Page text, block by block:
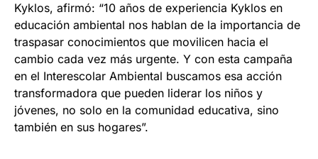
Kyklos, afirmó: “10 años de experiencia Kyklos en
educación ambiental nos hablan de la importancia de
traspasar conocimientos que movilicen hacia el
cambio cada vez más urgente. Y con esta campaña
en el Interescolar Ambiental buscamos esa acción
transformadora que pueden liderar los niños y
jóvenes, no solo en la comunidad educativa, sino
también en sus hogares”.